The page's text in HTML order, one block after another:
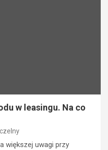
w leasingu. Na co
większej uwagi przy